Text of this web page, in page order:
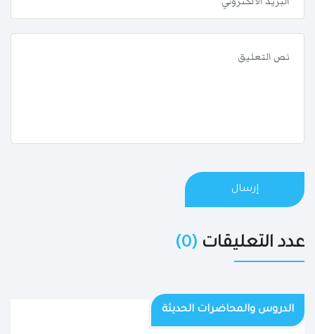
إرسال
عدد التعليقات (0)
الدروس والمحاضرات الحديثة